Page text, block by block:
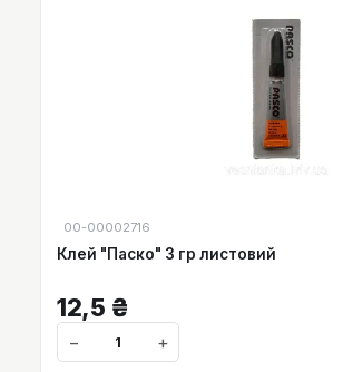
00-00002716
Клей "Паско" 3 гр листовий
12,5 ₴
− +